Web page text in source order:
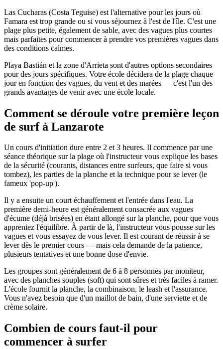
Las Cucharas (Costa Teguise) est l'alternative pour les jours où
Famara est trop grande ou si vous séjournez à l'est de l'île. C'est une
plage plus petite, également de sable, avec des vagues plus courtes
mais parfaites pour commencer à prendre vos premières vagues dans
des conditions calmes.
Playa Bastián et la zone d'Arrieta sont d'autres options secondaires
pour des jours spécifiques. Votre école décidera de la plage chaque
jour en fonction des vagues, du vent et des marées — c'est l'un des
grands avantages de venir avec une école locale.
Comment se déroule votre première leçon
de surf à Lanzarote
Un cours d'initiation dure entre 2 et 3 heures. Il commence par une
séance théorique sur la plage où l'instructeur vous explique les bases
de la sécurité (courants, distances entre surfeurs, que faire si vous
tombez), les parties de la planche et la technique pour se lever (le
fameux 'pop-up').
Il y a ensuite un court échauffement et l'entrée dans l'eau. La
première demi-heure est généralement consacrée aux vagues
d'écume (déjà brisées) en étant allongé sur la planche, pour que vous
appreniez l'équilibre. À partir de là, l'instructeur vous pousse sur les
vagues et vous essayez de vous lever. Il est courant de réussir à se
lever dès le premier cours — mais cela demande de la patience,
plusieurs tentatives et une bonne dose d'envie.
Les groupes sont généralement de 6 à 8 personnes par moniteur,
avec des planches souples (soft) qui sont sûres et très faciles à ramer.
L'école fournit la planche, la combinaison, le leash et l'assurance.
Vous n'avez besoin que d'un maillot de bain, d'une serviette et de
crème solaire.
Combien de cours faut-il pour
commencer à surfer